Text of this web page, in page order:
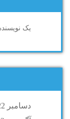
یک
دسامبر 2022